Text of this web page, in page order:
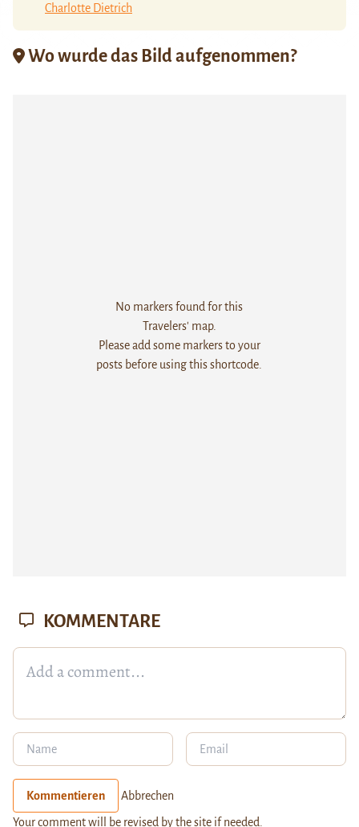
Charlotte Dietrich
Wo wurde das Bild aufgenommen?
No markers found for this
Travelers' map.
Please add some markers to your
posts before using this shortcode.
KOMMENTARE
Kommentieren Abbrechen
Your comment will be revised by the site if needed.